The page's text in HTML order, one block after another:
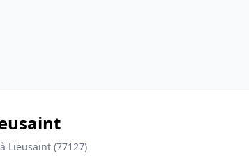
Lieusaint (77127)